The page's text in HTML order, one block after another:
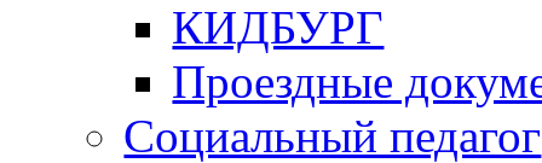
КИДБУРГ
Проездные
Социальный педагог